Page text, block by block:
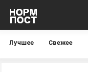
Лучшее Свежее